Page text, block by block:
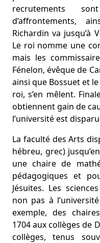
recrutements
d’affrontements,
Richardin va jusqu’à
Le roi nomme une
mais les
Fénelon, évêque de
ainsi que Bossuet et
roi, s’en mêlent.
obtiennent gain de
l’université est
La faculté des Arts
hébreu, grec)
une chaire de
pédagogiques et
Jésuites. Les
non pas à
exemple, des
1704 aux collèges de
collèges, tenus